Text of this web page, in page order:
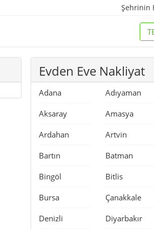
Şehrinin
Evden Eve Nakliyat
Adana Adıyaman
Aksaray Amasya
Ardahan Artvin
Bartın Batman
Bingöl Bitlis
Bursa Çanakkale
Denizli Diyarbakır